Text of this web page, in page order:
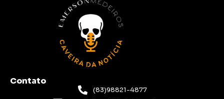
Contato
(83)98821-4877